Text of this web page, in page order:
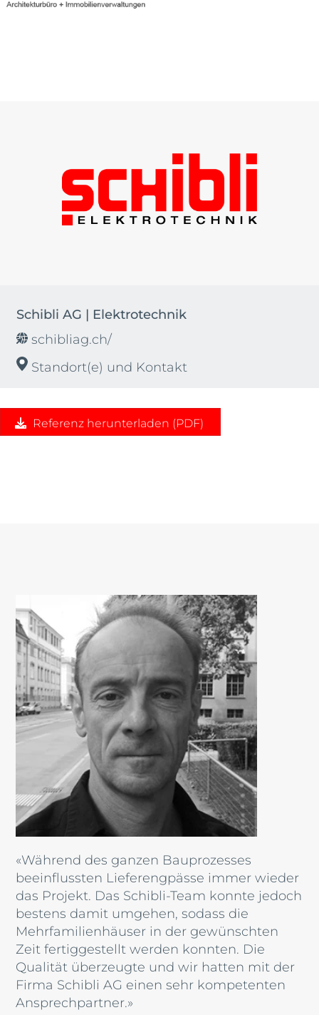
Schibli AG | Elektrotechnik
schibliag.ch/
Standort(e) und Kontakt
Referenz herunterladen (PDF)
«Während des ganzen Bauprozesses
beeinflussten Lieferengpässe immer wieder
das Projekt. Das Schibli-Team konnte jedoch
bestens damit umgehen, sodass die
Mehrfamilienhäuser in der gewünschten
Zeit fertiggestellt werden konnten. Die
Qualität überzeugte und wir hatten mit der
Firma Schibli AG einen sehr kompetenten
Ansprechpartner.»